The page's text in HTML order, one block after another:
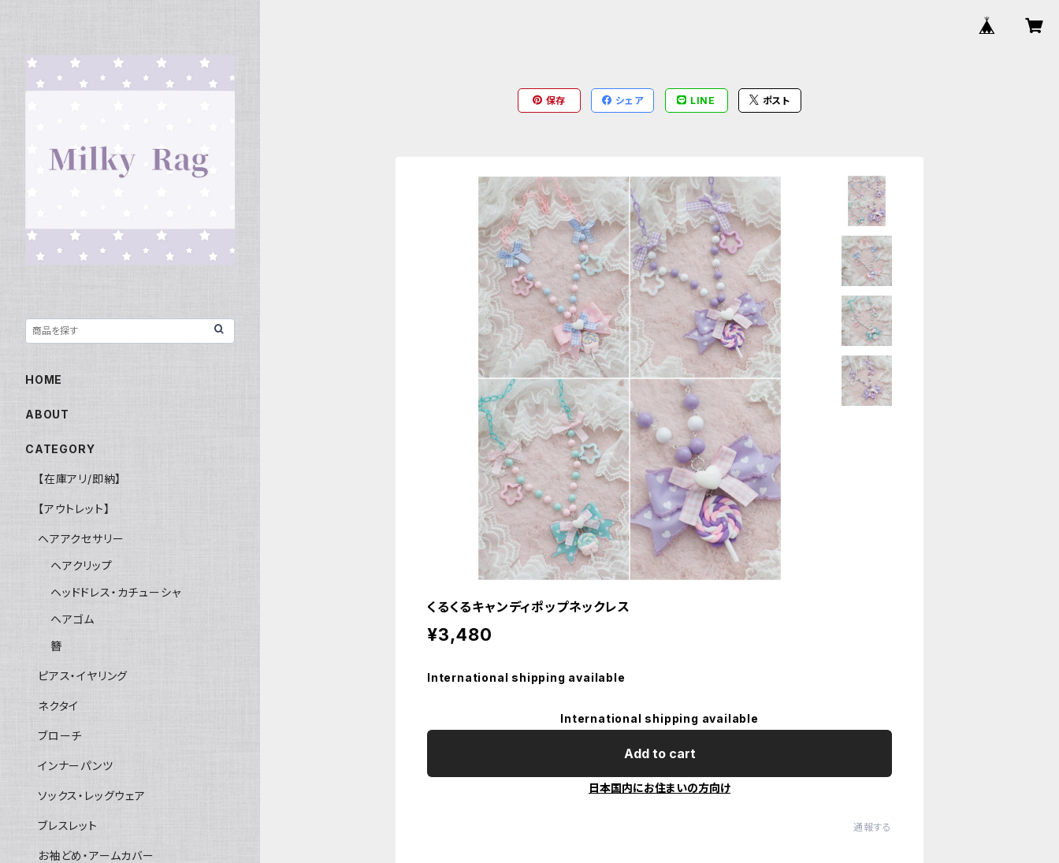
保存 シェア LINE ポスト
くるくるキャンディポップネックレス
¥3,480
International shipping available
International shipping available
Add to cart
日本国内にお住まいの方向け
通報する
HOME
ABOUT
CATEGORY
【在庫アリ/即納】
【アウトレット】
ヘアアクセサリー
ヘアクリップ
ヘッドドレス・カチューシャ
ヘアゴム
簪
ピアス・イヤリング
ネクタイ
ブローチ
インナーパンツ
ソックス・レッグウェア
ブレスレット
お袖どめ・アームカバー